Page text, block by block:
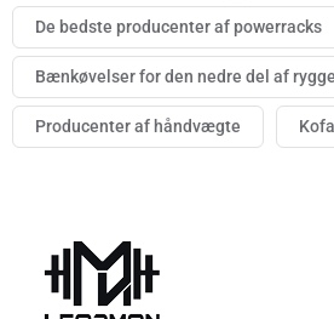
De bedste producenter af powerracks
Bænkøvelser for den nedre del af
Producenter af håndvægte